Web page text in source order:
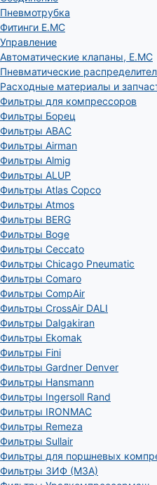
Пневмотрубка
Фитинги E.MC
Управление
Автоматические клапаны, Е.МС
Пневматические
Расходные материалы и
Фильтры для компрессоров
Фильтры Борец
Фильтры ABAC
Фильтры Airman
Фильтры Almig
Фильтры ALUP
Фильтры Atlas Copco
Фильтры Atmos
Фильтры BERG
Фильтры Boge
Фильтры Ceccato
Фильтры Chicago Pneumatic
Фильтры Comaro
Фильтры CompAir
Фильтры CrossAir DALI
Фильтры Dalgakiran
Фильтры Ekomak
Фильтры Fini
Фильтры Gardner Denver
Фильтры Hansmann
Фильтры Ingersoll Rand
Фильтры IRONMAC
Фильтры Remeza
Фильтры Sullair
Фильтры для поршневых
Фильтры ЗИФ (МЗА)